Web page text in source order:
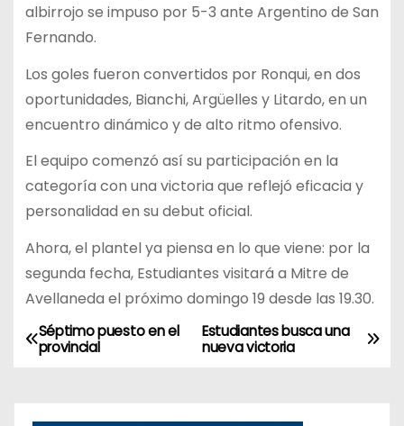
albirrojo se impuso por 5-3 ante Argentino de San
Fernando.
Los goles fueron convertidos por Ronqui, en dos
oportunidades, Bianchi, Argüelles y Litardo, en un
encuentro dinámico y de alto ritmo ofensivo.
El equipo comenzó así su participación en la
categoría con una victoria que reflejó eficacia y
personalidad en su debut oficial.
Ahora, el plantel ya piensa en lo que viene: por la
segunda fecha, Estudiantes visitará a Mitre de
Avellaneda el próximo domingo 19 desde las 19.30.
N
v
Estudiantes busca una
nueva victoria
Séptimo puesto en el
provincial